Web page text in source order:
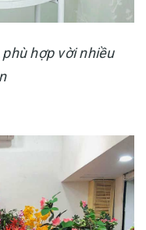
hợp vời nhiều